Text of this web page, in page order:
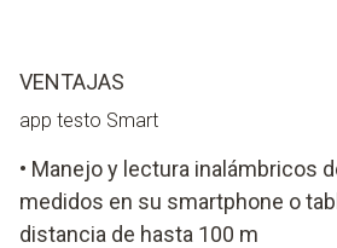
VENTAJAS
app testo Smart
• Manejo y lectura inalámbricos
medidos en su smartphone o
distancia de hasta 100 m